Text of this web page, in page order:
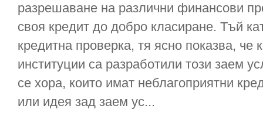
разрешаване на различни финансови
своя кредит до добро класиране. Тъй
кредитна проверка, тя ясно показва,
институции са разработили този заем
се хора, които имат неблагоприятни
или идея зад заем ус...